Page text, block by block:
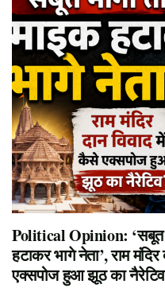
Political Opinion: ‘सबूत
हटाकर भागे नेता’, राम
एक्सपोज हुआ झूठ का